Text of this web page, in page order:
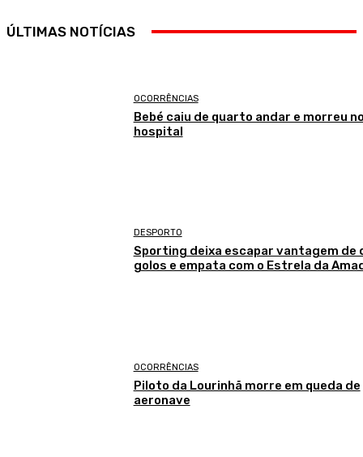
ÚLTIMAS NOTÍCIAS
OCORRÊNCIAS
Bebé caiu de quarto andar e morreu
hospital
DESPORTO
Sporting deixa escapar vantagem de
golos e empata com o Estrela da
OCORRÊNCIAS
Piloto da Lourinhã morre em queda de
aeronave